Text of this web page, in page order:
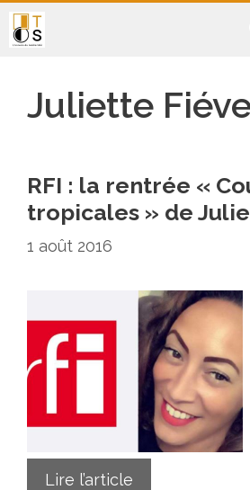
Aller
au
Juliette
RFI : la rentrée «
tropicales » de
1 août 2016
Lire l’article